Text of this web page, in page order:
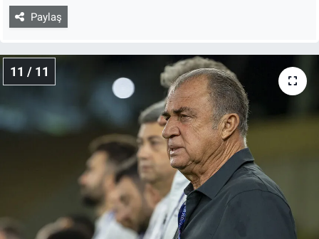
Paylaş
11 / 11